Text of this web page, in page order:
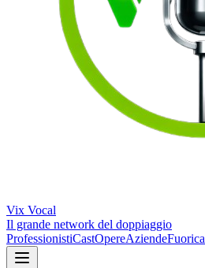
Vix Vocal
Il grande network del doppiaggio
ProfessionistiCastOpereAziende